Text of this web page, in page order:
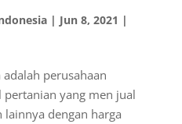
| Jun 8, 2021 |
adalah perusahaan
yang men jual
dengan harga